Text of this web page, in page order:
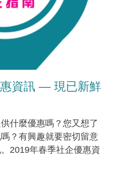
資訊 — 現已新鮮
什麼優惠嗎？您又想了
？有興趣就要密切留意
2019年春季社企優惠資